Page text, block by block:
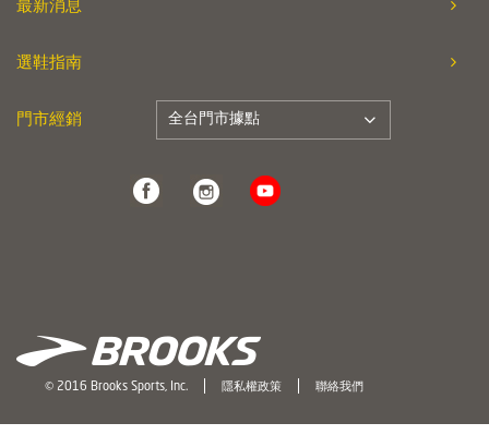
最新消息
選鞋指南
門市經銷 全台門市據點
© 2016 Brooks Sports, Inc. 隱私權政策 聯絡我們